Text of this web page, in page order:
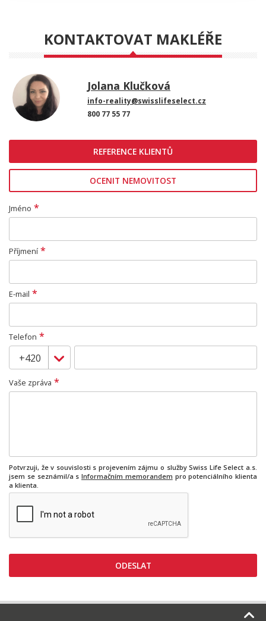
KONTAKTOVAT MAKLÉŘE
Jolana Klučková
info-reality@swisslifeselect.cz
800 77 55 77
REFERENCE KLIENTŮ
OCENIT NEMOVITOST
Jméno *
Příjmení *
E-mail *
Telefon *
Vaše zpráva *
Potvrzuji, že v souvislosti s projevením zájmu o služby Swiss Life Select a.s.
jsem se seznámil/a s Informačním memorandem pro potenciálního klienta
a klienta.